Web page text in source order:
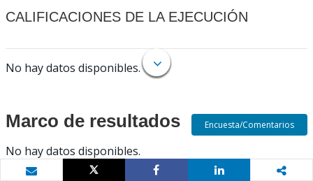
CALIFICACIONES DE LA EJECUCIÓN
No hay datos disponibles.
Marco de resultados
No hay datos disponibles.
Encuesta/Comentarios